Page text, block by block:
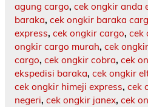
agung cargo, cek ongkir anda
baraka, cek ongkir baraka
express, cek ongkir cargo, cek
ongkir cargo murah, cek
cargo, cek ongkir cobra, cek
ekspedisi baraka, cek ongkir
cek ongkir himeji express, cek
negeri, cek ongkir janex, cek